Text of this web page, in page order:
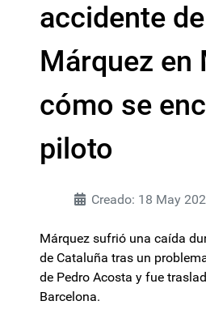
accidente
Márquez en
cómo se
piloto
Creado: 18 May
Márquez sufrió una caída
de Cataluña tras un
de Pedro Acosta y fue
Barcelona.